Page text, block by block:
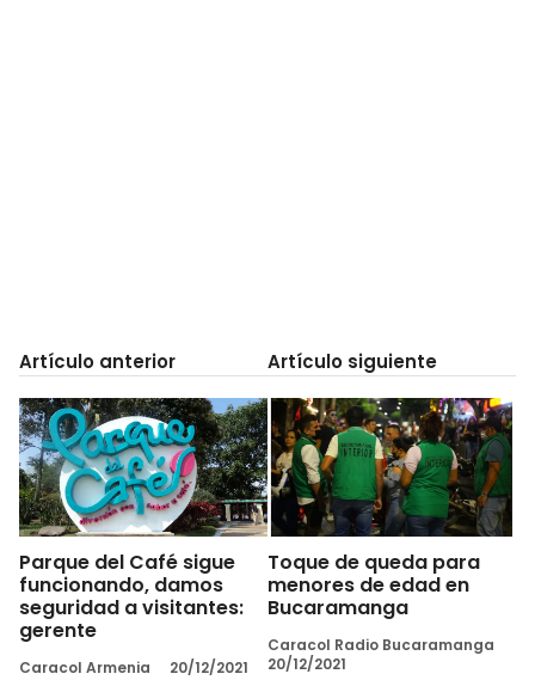
Artículo anterior
Parque del Café sigue
funcionando, damos
seguridad a visitantes:
gerente
Caracol Armenia 20/12/2021
Artículo siguiente
Toque de queda para
menores de edad en
Bucaramanga
Caracol Radio Bucaramanga
20/12/2021